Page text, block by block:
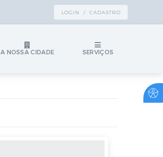
LOGIN / CADASTRO
A NOSSA CIDADE SERVIÇOS